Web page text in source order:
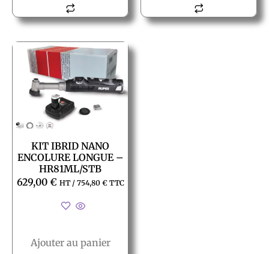
KIT IBRID NANO
ENCOLURE LONGUE –
HR81ML/STB
629,00 € HT / 754,80 €TTC
Ajouter au panier